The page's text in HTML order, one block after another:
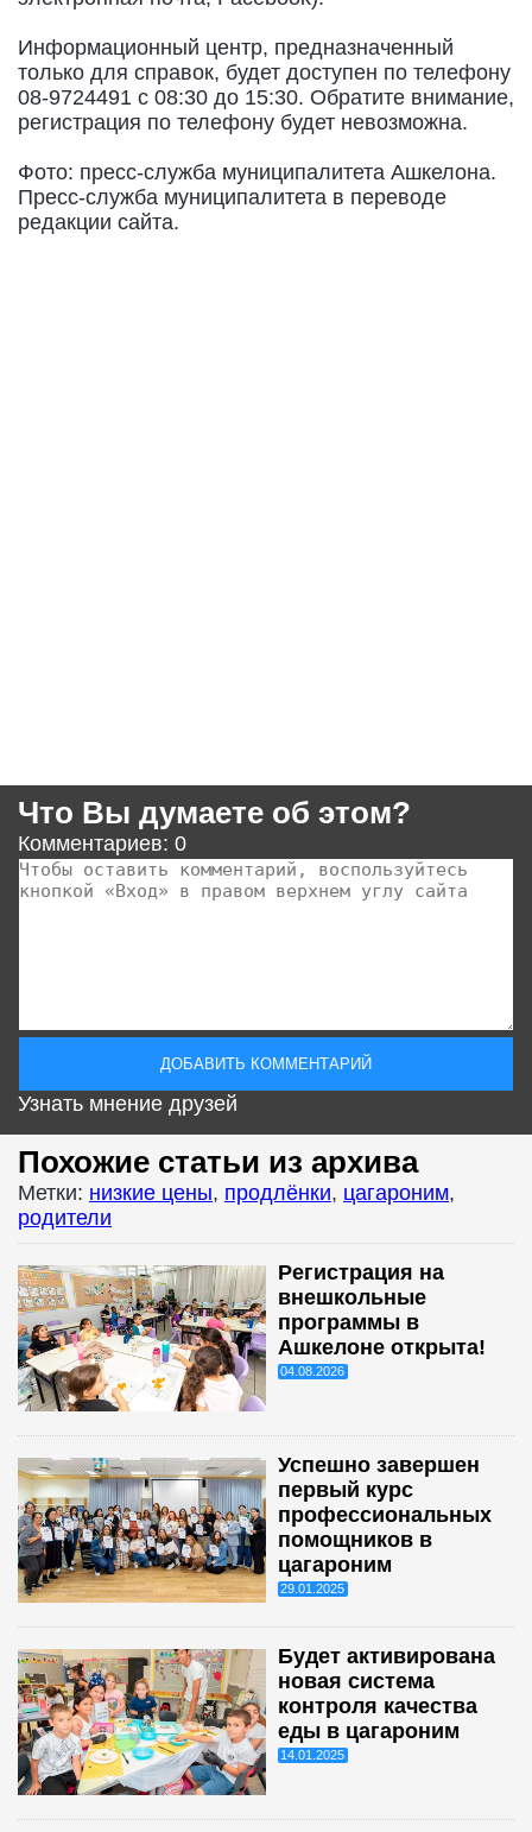
Информационный центр, предназначенный
только для справок, будет доступен по телефону
08-9724491 с 08:30 до 15:30. Обратите внимание,
регистрация по телефону будет невозможна.
Фото: пресс-служба муниципалитета Ашкелона.
Пресс-служба муниципалитета в переводе
редакции сайта.
Что Вы думаете об этом?
Комментариев: 0
Узнать мнение друзей
Похожие статьи из архива
Метки: низкие цены, продлёнки, цагароним,
родители
Регистрация на
внешкольные
программы в
Ашкелоне открыта!
04.08.2026
Успешно завершен
первый курс
профессиональных
помощников в
цагароним
29.01.2025
Будет активирована
новая система
контроля качества
еды в цагароним
14.01.2025